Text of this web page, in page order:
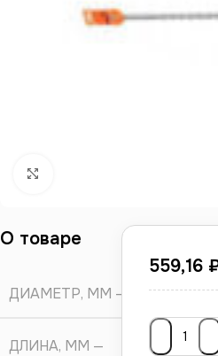
559,16
О товаре
ДИАМЕТР, ММ 8
ДЛИНА, ММ